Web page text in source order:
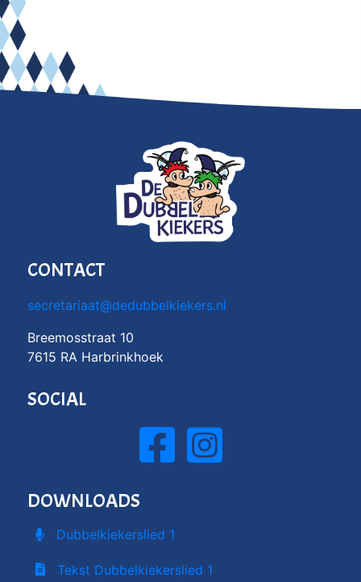
CONTACT
secretariaat@dedubbelkiekers.nl
Breemosstraat 10
7615 RA Harbrinkhoek
SOCIAL
DOWNLOADS
Dubbelkiekerslied 1
Tekst Dubbelkiekerslied 1